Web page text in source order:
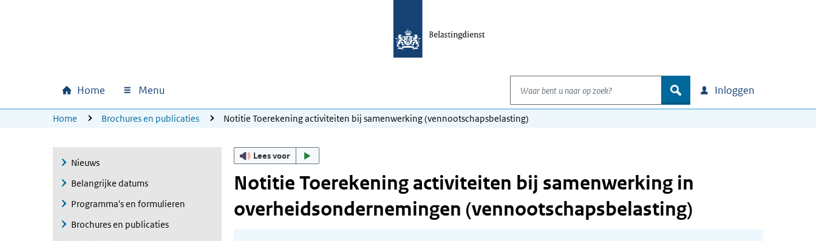
Hoofdnavigatie
Home Menu
Waar bent u naar op zoek?
zoek Inloggen
U bevindt zich hier:
Home Brochures en publicaties Notitie Toerekening activiteiten bij samenwerking (vennootschapsbelasting)
Nieuws
Belangrijke datums
Programma's en formulieren
Brochures en publicaties
Lees voor
Notitie Toerekening activiteiten bij samenwerking in
overheidsondernemingen (vennootschapsbelasting)